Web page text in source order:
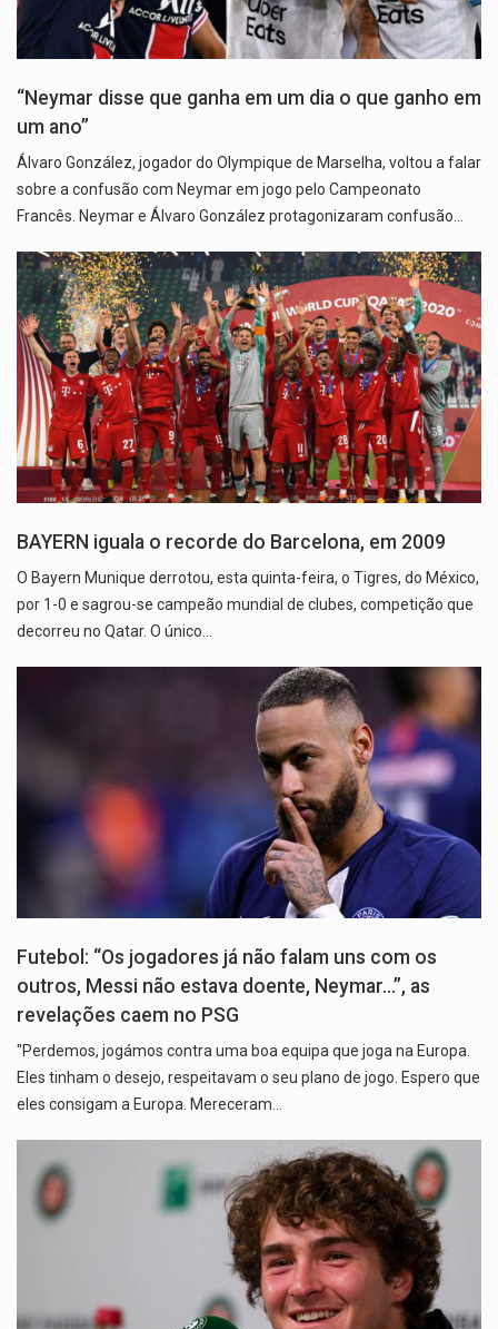
“Neymar disse que ganha em um dia o que ganho em
um ano”
Álvaro González, jogador do Olympique de Marselha, voltou a falar
sobre a confusão com Neymar em jogo pelo Campeonato
Francês. Neymar e Álvaro González protagonizaram confusão…
BAYERN iguala o recorde do Barcelona, em 2009
O Bayern Munique derrotou, esta quinta-feira, o Tigres, do México,
por 1-0 e sagrou-se campeão mundial de clubes, competição que
decorreu no Qatar. O único…
Futebol: “Os jogadores já não falam uns com os
outros, Messi não estava doente, Neymar…”, as
revelações caem no PSG
"Perdemos, jogámos contra uma boa equipa que joga na Europa.
Eles tinham o desejo, respeitavam o seu plano de jogo. Espero que
eles consigam a Europa. Mereceram…